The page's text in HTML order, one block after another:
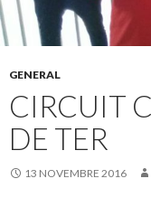
GENERAL
CIRCUIT
DE TER
13 NOVEMBRE 2016